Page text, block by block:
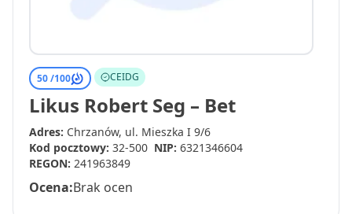
50 /100 CEIDG
Likus Robert Seg – Bet
Adres: Chrzanów, ul. Mieszka I 9/6
Kod pocztowy: 32-500 NIP: 6321346604
REGON: 241963849
Ocena:Brak ocen